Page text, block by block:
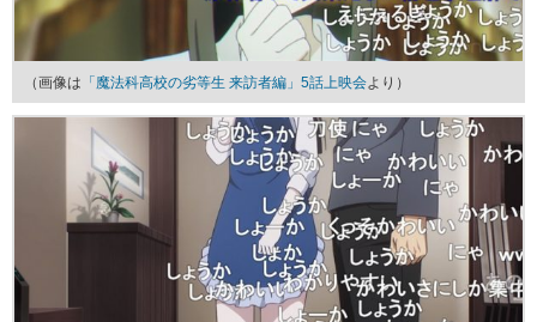
（画像は 「魔法科高校の劣等生 来訪者編」5話上映会より）